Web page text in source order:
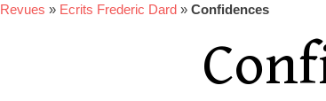
Revues » Ecrits Frederic Dard » Confidences